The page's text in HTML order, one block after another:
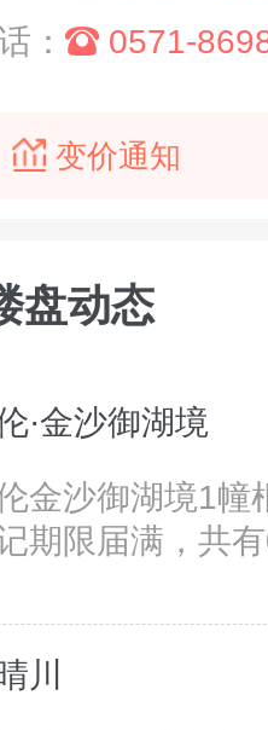
：
0571-
变价通知
盘动态
·金沙御湖境
金沙御湖境1幢
期限届满，共
川